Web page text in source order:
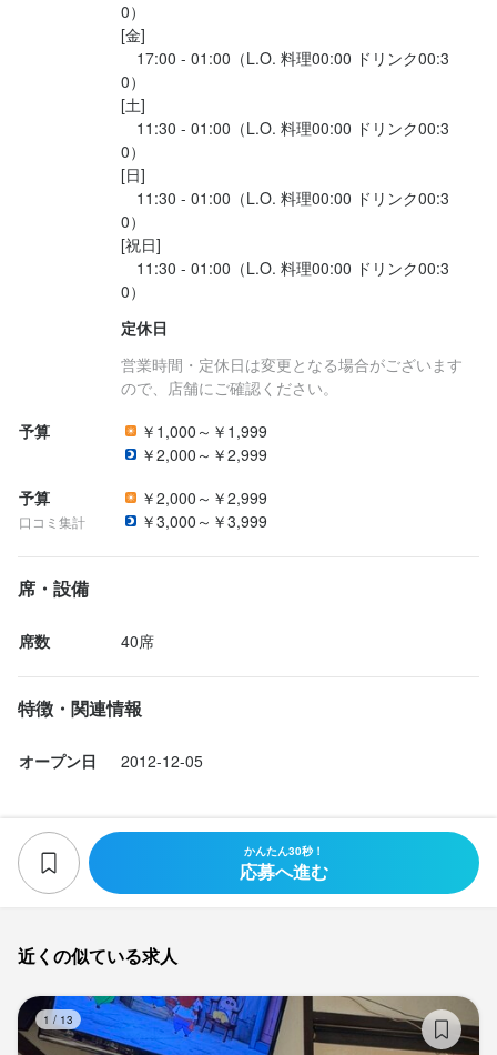
0）
[金]
17:00 - 01:00（L.O. 料理00:00 ドリンク00:3
0）
[土]
11:30 - 01:00（L.O. 料理00:00 ドリンク00:3
0）
[日]
11:30 - 01:00（L.O. 料理00:00 ドリンク00:3
0）
[祝日]
11:30 - 01:00（L.O. 料理00:00 ドリンク00:3
定休日
営業時間・定休日は変更となる場合がございます
ので、店舗にご確認ください。
予算
￥1,000～￥1,999
￥2,000～￥2,999
予算
口コミ集計
￥2,000～￥2,999
￥3,000～￥3,999
席・設備
席数 40席
特徴・関連情報
オープン日 2012-12-05
かんたん30秒！
応募へ進む
近くの似ている求人
1 / 13
大切にしながら、のびのび働ける環境が整っています。
【アルバイトデビューの方も安心】
お任せするお仕事は、料理の提供、テーブルの片付け、洗い物、
お会計など、ホール業務を中心とした内容です。まずはできるこ
とから少しずつスタートできるので、初めてのアルバイトにもぴ
仕事に慣れてきたら、簡単な調理補助をお願いすることもありま
す。接客だけでなく、幅広い経験を積める環境です。
店長や先輩スタッフが丁寧にサポートし、一つずつ分かりやすく
お教えしますので、未経験の方も安心して始められます。
明るく個性豊かなスタッフが集まっており、毎日笑顔の絶えない
楽しく働きたい方にはぴったりの環境です。
求める人物像
未経験歓迎！
学生多数活躍中！
《以下のような方にピッタリです》
・ノリが良く賑やかな職場で働きたい方 など
勤務地
東京都世田谷区三軒茶屋1-35-21 LILAS三軒茶屋 3F
法人名・事業者名
緒駕多
最終更新日2026/04/24